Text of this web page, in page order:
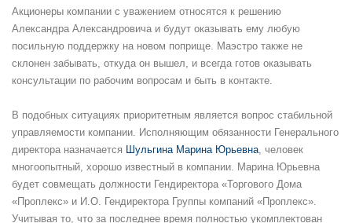
Акционеры компании с уважением относятся к решению
Александра Александровича и будут оказывать ему любую
посильную поддержку на новом поприще. Маэстро также не
склонен забывать, откуда он вышел, и всегда готов оказывать
консультации по рабочим вопросам и быть в контакте.
В подобных ситуациях приоритетным является вопрос стабильной
управляемости компании. Исполняющим обязанности Генерального
директора назначается Шульгина Марина Юрьевна, человек
многоопытный, хорошо известный в компании. Марина Юрьевна
будет совмещать должности Гендиректора «Торгового Дома
«Проплекс» и И.О. Гендиректора Группы компаний «Проплекс».
Учитывая то, что за последнее время полностью укомплектован